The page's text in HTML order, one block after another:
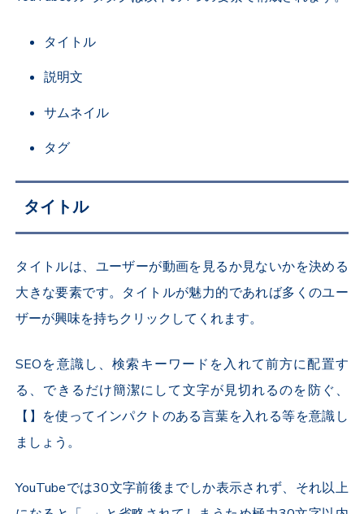
タイトル
説明文
サムネイル
タグ
タイトル
タイトルは、ユーザーが動画を見るか見ないかを決める
大きな要素です。タイトルが魅力的であれば多くのユー
ザーが興味を持ちクリックしてくれます。
SEOを意識し、検索キーワードを入れて前方に配置す
る、できるだけ簡潔にして文字が見切れるのを防ぐ、
【】を使ってインパクトのある言葉を入れる等を意識し
ましょう。
YouTubeでは30文字前後までしか表示されず、それ以上